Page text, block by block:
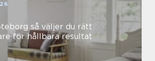
väljer du rätt
för hållbara resultat